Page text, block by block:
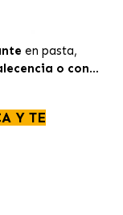
en pasta,
o con
Y TE